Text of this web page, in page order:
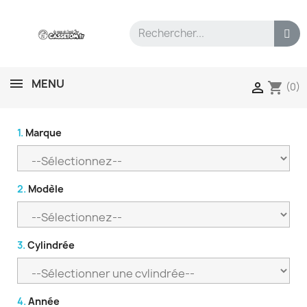
MENU  shopping_cart (0)
1. Marque
2. Modèle
3. Cylindrée
4. Année